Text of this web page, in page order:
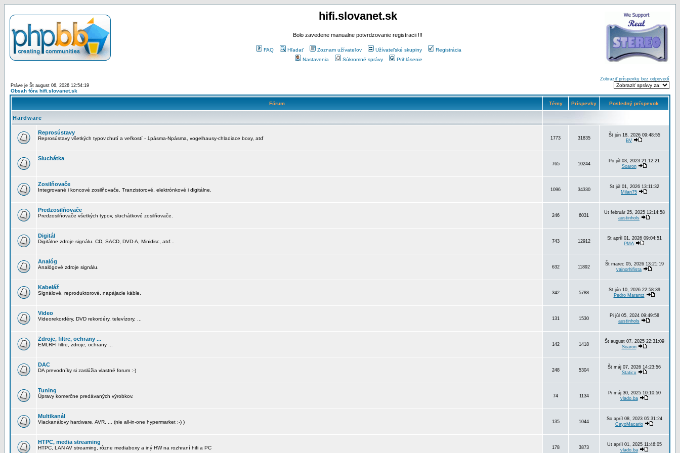
hifi.slovanet.sk
Bolo zavedene manualne potvrdzovanie registracii !!!
FAQ Hľadať Zoznam užívateľov Užívateľské skupiny
Registrácia
Nastavenia
Súkromné správy Prihlásenie
Práve je Št august 06, 2026 12:54:19
Obsah fóra hifi.slovanet.sk
Zobraziť príspevky bez odpovedí
Fórum Témy Príspevky Posledný príspevok
Hardware
Reprosústavy
Reprosústavy všetkých typov,chutí a veľkostí - 1pásma-Npásma, vogelhausy-chladiace boxy, atď 1773 31835
Št jún 18, 2026 09:48:55
BV
Sluchátka
765 10244
Po júl 03, 2023 21:12:21
Soaron
Zosilňovače
Integrované i koncové zosilňovače. Tranzistorové, elektrónkové i digitálne. 1096 34330
St júl 01, 2026 13:11:32
Milan75
Predzosilňovače
Predzosilňovače všetkých typov, sluchátkové zosilňovače. 246 6031
Ut február 25, 2025 12:14:58
austinhols
Digitál
Digitálne zdroje signálu. CD, SACD, DVD-A, Minidisc, atď... 743 12912
St apríl 01, 2026 09:04:51
PMA
Analóg
Analógové zdroje signálu. 632 11892
Št marec 05, 2026 13:21:19
vajnorhifista
Kabeláž
Signálové, reproduktorové, napájacie káble. 342 5788
St jún 10, 2026 22:58:39
Pedro Marantz
Video
Videorekordéry, DVD rekordéry, televízory, ... 131 1530
Pi júl 05, 2024 09:49:58
austinhols
Zdroje, filtre, ochrany ...
EMI,RFI filtre, zdroje, ochrany ... 142 1418
Št august 07, 2025 22:31:09
Soaron
DAC
DA prevodníky si zaslúžia vlastné forum :-) 248 5304
Št máj 07, 2026 14:23:56
Staticx
Tuning
Úpravy komerčne predávaných výrobkov. 74 1134
Pi máj 30, 2025 10:10:50
vlado.ba
Multikanál
Viackanálovy hardware, AVR, ... (nie all-in-one hypermarket :-) ) 135 1044
So apríl 08, 2023 05:31:24
CayoMacario
HTPC, media streaming
HTPC, LAN AV streaming, rôzne mediaboxy a iný HW na rozhraní hifi a PC 178 3873
Ut apríl 01, 2025 11:46:05
vlado.ba